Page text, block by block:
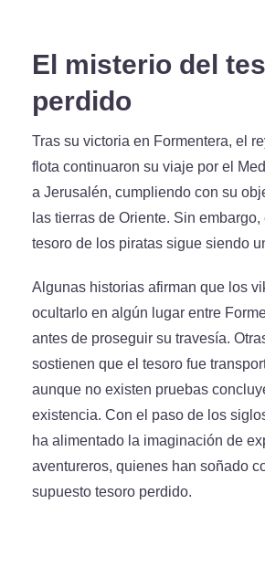
El misterio del
perdido
Tras su victoria en Formentera, el
flota continuaron su viaje por el
a Jerusalén, cumpliendo con su
las tierras de Oriente. Sin
tesoro de los piratas sigue siendo
Algunas historias afirman que los
ocultarlo en algún lugar entre
antes de proseguir su travesía.
sostienen que el tesoro fue
aunque no existen pruebas
existencia. Con el paso de los
ha alimentado la imaginación de
aventureros, quienes han soñado
supuesto tesoro perdido.